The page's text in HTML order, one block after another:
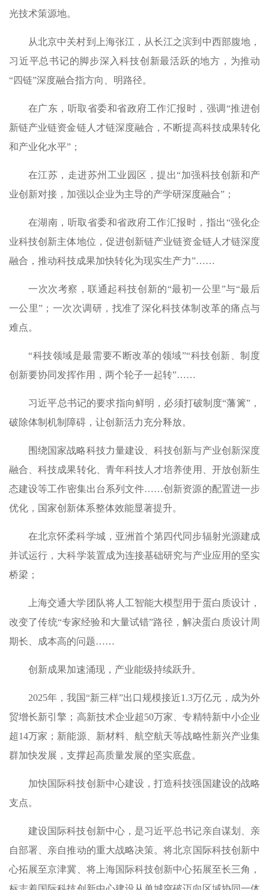
光技术策源地。
从北京中关村到上海张江，从长江之滨到中西部腹地，
习近平总书记的脚步深入科技创新最活跃的地方，为推动
“四链”深度融合指方向、明路径。
在广东，听取省委和省政府工作汇报时，强调“推进创
新链产业链资金链人才链深度融合，不断提高科技成果转化
和产业化水平”；
在江苏，走进苏州工业园区，提出“加强科技创新和产
业创新对接，加强以企业为主导的产学研深度融合”；
在湖南，听取省委和省政府工作汇报时，指出“强化企
业科技创新主体地位，促进创新链产业链资金链人才链深度
融合，推动科技成果加快转化为现实生产力”……
一次次考察，联通起科技创新的“最初一公里”与“最后
一公里”；一次次调研，找准了深化科技体制改革的痛点与
难点。
“科技领域是最需要不断改革的领域”“科技创新、制度
创新要协同发挥作用，两个轮子一起转”……
习近平总书记的要求指向鲜明，必须打破制度“藩篱”，
破除体制机制障碍，让创新活力充分释放。
围绕国家战略科技力量建设、科技创新与产业创新深度
融合、科技成果转化、青年科技人才培养使用、开放创新生
态建设等工作密集出台系列文件……创新资源的配置进一步
优化，国家创新体系整体效能显著提升。
在北京怀柔科学城，亚洲首个第四代同步辐射光源建成
并试运行，大科学装置成为连接基础研究与产业应用的坚实
桥梁；
上海交通大学团队将人工智能大模型用于蛋白质设计，
改变了传统“专家经验和大量试错”路径，解决蛋白质设计周
期长、成本高的问题……
创新成果加速涌现，产业能级持续跃升。
2025年，我国“新三样”出口规模接近1.3万亿元，成为外
贸增长新引擎；高新技术企业超50万家、专精特新中小企业
超14万家；新能源、新材料、航空航天等战略性新兴产业集
群加快发展，支撑起高质量发展的坚实底盘。
加快国际科技创新中心建设，打造科技强国建设的战略
支点。
建设国际科技创新中心，是习近平总书记亲自谋划、亲
自部署、亲自推动的重大战略决策。将北京国际科技创新中
心拓展至京津冀、将上海国际科技创新中心拓展至长三角，